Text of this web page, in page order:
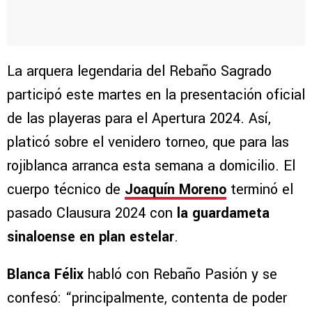
La arquera legendaria del Rebaño Sagrado
participó este martes en la presentación oficial
de las playeras para el Apertura 2024. Así,
platicó sobre el venidero torneo, que para las
rojiblanca arranca esta semana a domicilio. El
cuerpo técnico de Joaquín Moreno terminó el
pasado Clausura 2024 con la guardameta
sinaloense en plan estelar.
Blanca Félix habló con Rebaño Pasión y se
confesó: “principalmente, contenta de poder